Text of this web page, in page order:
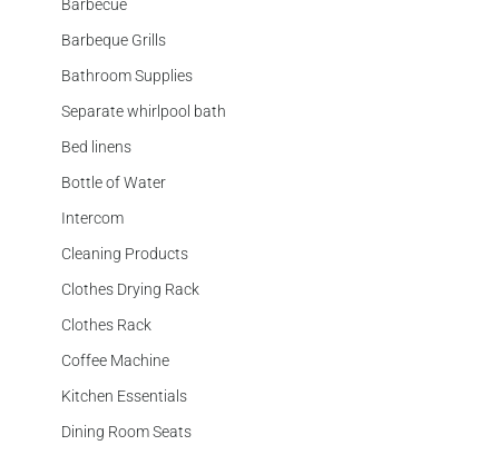
Barbecue
Barbeque Grills
Bathroom Supplies
Separate whirlpool bath
Bed linens
Bottle of Water
Intercom
Cleaning Products
Clothes Drying Rack
Clothes Rack
Coffee Machine
Kitchen Essentials
Dining Room Seats